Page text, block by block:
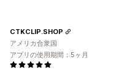
CTKCLIP.SHOP
アメリカ合衆国
アプリの使用期間：5ヶ月